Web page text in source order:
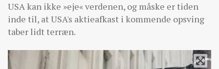
USA kan ikke »eje« verdenen, og måske er tiden
inde til, at USA's aktieafkast i kommende opsving
taber lidt terræn.